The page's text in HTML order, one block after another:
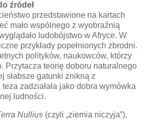
źródeł
przedstawione na kartach
mało wspólnego z wyobraźnią
ludobójstwo w Afryce. W
przykłady popełnionych zbrodni.
polityków, naukowców, którzy
Przytacza teorię doboru naturalnego
słabsze gatunki znikną z
zadziałała jako dobra wymówka
ludności.
Nullius (czyli „ziemia niczyja”),